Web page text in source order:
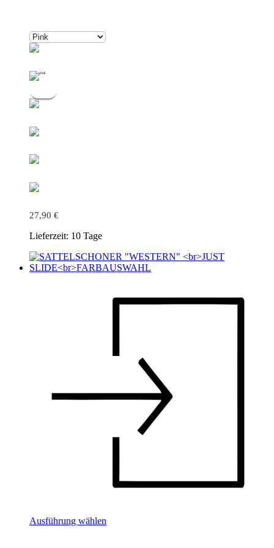
27,90 €
Lieferzeit: 10 Tage
Ausführung wählen